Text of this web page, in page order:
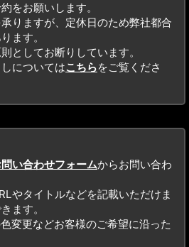
をお願いします。
りますが、定休日のため弊社都合
ます。
としてお断りしています。
についてはこちらをご覧くださ
い合わせフォームからお問い合わ
やタイトルなどを記載いただけま
ます。
変更などお客様のご希望に沿った